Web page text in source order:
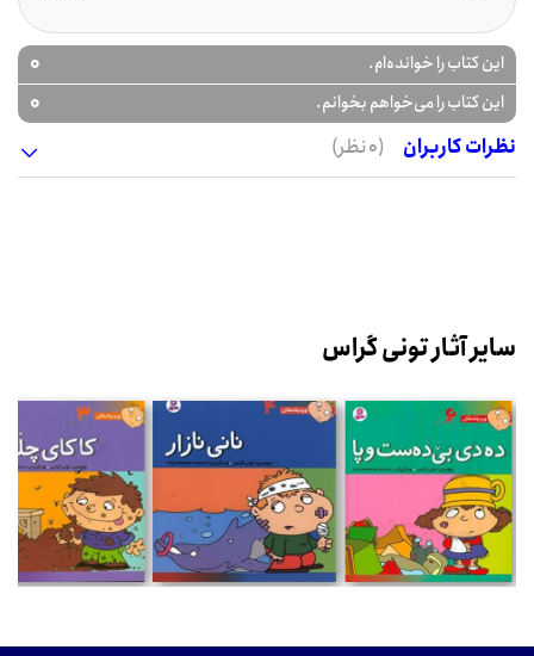
این کتاب را خوانده‌ام. 0
این کتاب را می‌خواهم بخوانم.
0
نظرات کاربران
(0 نظر)
سایر آثار تونی گراس